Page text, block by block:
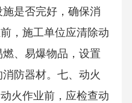
是否完好，确保消
，施工单位应清除动
、易爆物品，设置
防器材。七、动火
火作业前，应检查动